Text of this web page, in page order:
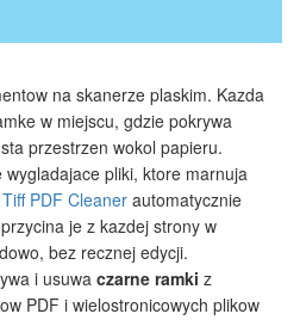
na skanerze plaskim. Kazda
w miejscu, gdzie pokrywa
przestrzen wokol papieru.
pliki, ktore marnuja
Tiff PDF Cleaner automatycznie
je z kazdej strony w
bez recznej edycji.
i usuwa czarne ramki z
PDF i wielostronicowych plikow